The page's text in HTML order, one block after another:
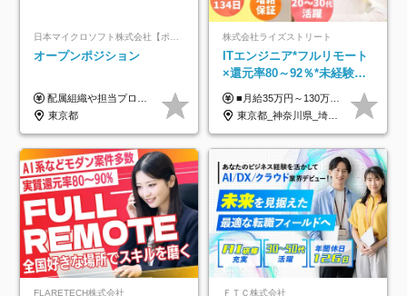
日本マイクロソフト株式会社【ポジションマッチ登録】
オープンポジション
配属組織や担当プロジェクトにより異なります。 ▼参考情報 ----------------------- 年俸650万～（1/12を月々支給） ※経験、能力を考慮の上、当社規定により優遇いたします。 ※時間外、休日出勤、深夜手当に対する賃金も基本年俸に含みます。
東京都
株式会社ライズストリート
ITエンジニア*フルリモート
×還元率80～92％*未経験歓
迎*年休134日*月給35万～*
定着率100%
■月給35万円～130万円＋賞与年2回＋各種手当 ※システムエンジニアの経験をお持ちの方は月給41万円以上＋賞与年2回（108万円～）＋手当 ■単価（年収）アップのチャンスは最大年12回 ※残業代は1分単位で100％全額支給。サービス残業などは一切ありません ※試用期間6ヵ月（試用期間中の待遇・給与に差はありません）
東京都_神奈川県_埼玉県_千葉県_大阪府_愛知県_北海道_青森県_岩手県_宮城県_秋田県_山形県_福島県_茨城県_栃木県_群馬県_新潟県_山梨県_長野県_富山県_石川県_福井県_静岡県_岐阜県_三重県_兵庫県_京都府_滋賀県_奈良県_和歌山県_広島県_岡山県_鳥取県_島根県_山口県_徳島県_香川県_愛媛県_高知県_福岡県_熊本県_佐賀県_長崎県_大分県_宮崎県_鹿児島県_沖縄県
FLARETECH株式会社 ＦＴＣ株式会社